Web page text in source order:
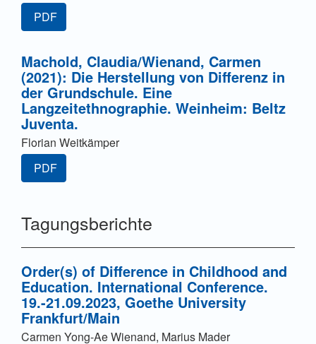
PDF
Machold, Claudia/Wienand, Carmen
(2021): Die Herstellung von Differenz in
der Grundschule. Eine
Langzeitethnographie. Weinheim: Beltz
Juventa.
Florian Weitkämper
PDF
Tagungsberichte
Order(s) of Difference in Childhood and
Education. International Conference.
19.-21.09.2023, Goethe University
Frankfurt/Main
Carmen Yong-Ae Wienand, Marius Mader